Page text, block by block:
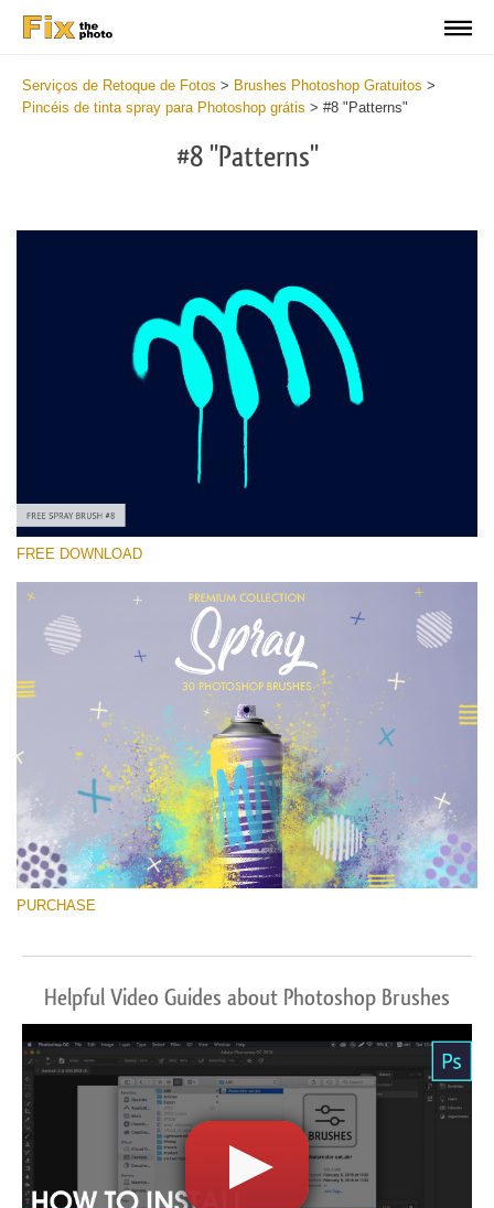
Serviços de Retoque de Fotos > Brushes Photoshop Gratuitos >
Pincéis de tinta spray para Photoshop grátis > #8 "Patterns"
#8 "Patterns"
Por favor selecione
Spray Brushes
(30 Ps Brushes)
Download Grátis
FREE DOWNLOAD
PURCHASE
Helpful Video Guides about Photoshop Brushes